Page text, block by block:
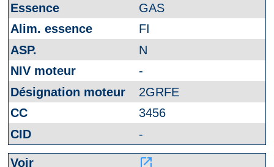
GAS
FI
N
-
2GRFE
3456
-
launch